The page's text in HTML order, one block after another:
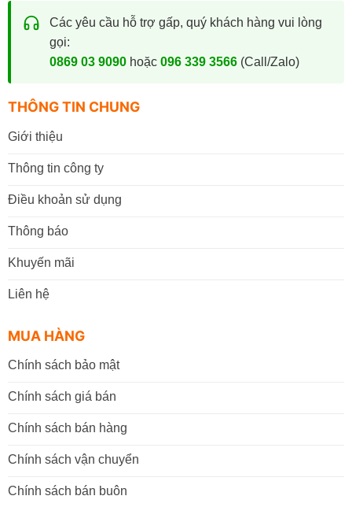
Các yêu cầu hỗ trợ gấp, quý khách hàng vui lòng
gọi:
0869 03 9090hoặc 096 339 3566(Call/Zalo)
THÔNG TIN CHUNG
Giới thiệu
Thông tin công ty
Điều khoản sử dụng
Thông báo
Khuyến mãi
Liên hệ
MUA HÀNG
Chính sách bảo mật
Chính sách giá bán
Chính sách bán hàng
Chính sách vận chuyển
Chính sách bán buôn